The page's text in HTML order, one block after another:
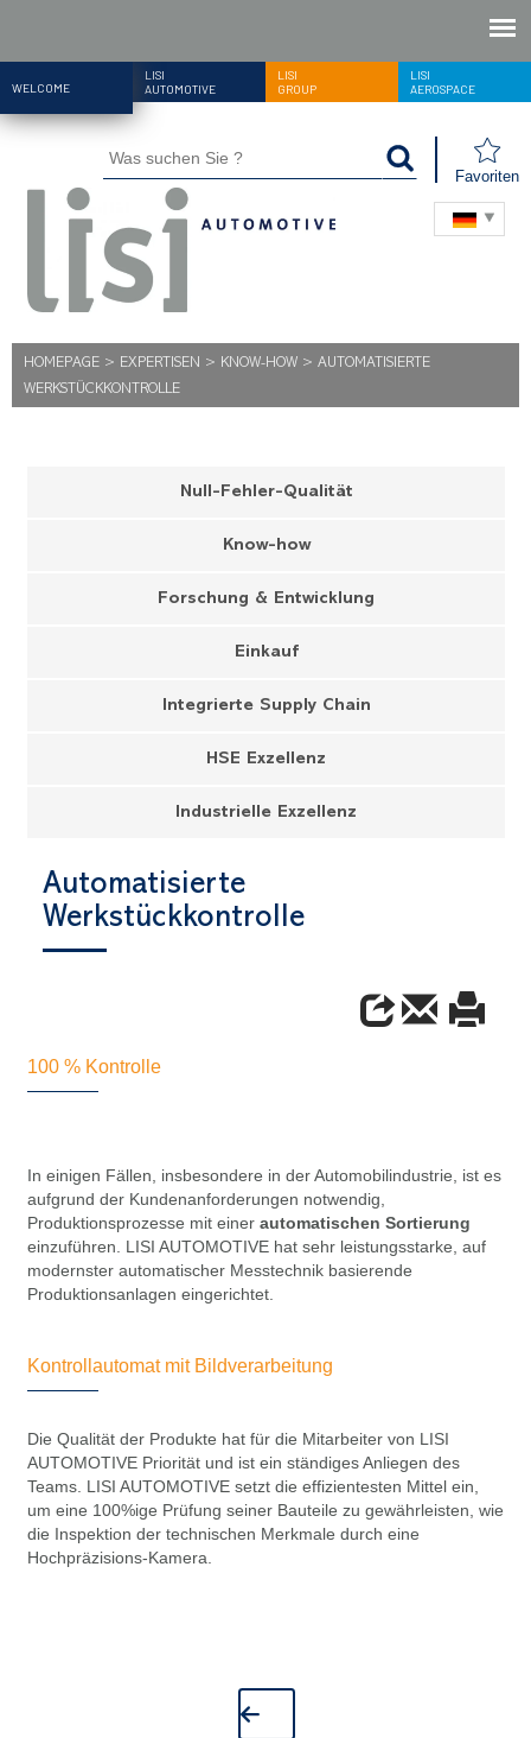
WELCOME
LISI
AUTOMOTIVE
LISI
GROUP
LISI
AEROSPACE
Favoriten
HOMEPAGE > EXPERTISEN > KNOW-HOW > AUTOMATISIERTE
WERKSTÜCKKONTROLLE
Null-Fehler-Qualität
Know-how
Forschung & Entwicklung
Einkauf
Integrierte Supply Chain
HSE Exzellenz
Industrielle Exzellenz
Automatisierte
Werkstückkontrolle
100 % Kontrolle
In einigen Fällen, insbesondere in der Automobilindustrie, ist es
aufgrund der Kundenanforderungen notwendig,
Produktionsprozesse mit einer automatischen Sortierung
einzuführen. LISI AUTOMOTIVE hat sehr leistungsstarke, auf
modernster automatischer Messtechnik basierende
Produktionsanlagen eingerichtet.
Kontrollautomat mit Bildverarbeitung
Die Qualität der Produkte hat für die Mitarbeiter von LISI
AUTOMOTIVE Priorität und ist ein ständiges Anliegen des
Teams. LISI AUTOMOTIVE setzt die effizientesten Mittel ein,
um eine 100%ige Prüfung seiner Bauteile zu gewährleisten, wie
die Inspektion der technischen Merkmale durch eine
Hochpräzisions-Kamera.